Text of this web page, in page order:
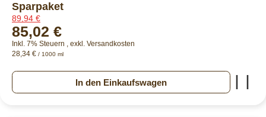
Sparpaket
89,94 €
85,02 €
Inkl. 7% Steuern , exkl. Versandkosten
28,34 € / 1000 ml
In den Einkaufswagen